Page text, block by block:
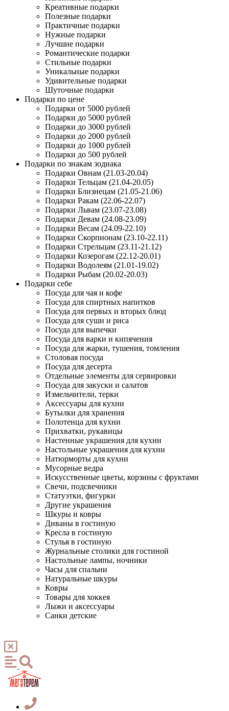
Креативные подарки
Полезные подарки
Практичные подарки
Нужные подарки
Лучшие подарки
Романтические подарки
Стильные подарки
Уникальные подарки
Удивительные подарки
Шуточные подарки
Подарки по цене
Подарки от 5000 рублей
Подарки до 5000 рублей
Подарки до 3000 рублей
Подарки до 2000 рублей
Подарки до 1000 рублей
Подарки до 500 рублей
Подарки по знакам зодиака
Подарки Овнам (21.03-20.04)
Подарки Тельцам (21.04-20.05)
Подарки Близнецам (21.05-21.06)
Подарки Ракам (22.06-22.07)
Подарки Львам (23.07-23.08)
Подарки Девам (24.08-23.09)
Подарки Весам (24.09-22.10)
Подарки Скорпионам (23.10-22.11)
Подарки Стрельцам (23.11-21.12)
Подарки Козерогам (22.12-20.01)
Подарки Водолеям (21.01-19.02)
Подарки Рыбам (20.02-20.03)
Подарки себе
Посуда для чая и кофе
Посуда для спиртных напитков
Посуда для первых и вторых блюд
Посуда для суши и риса
Посуда для выпечки
Посуда для варки и кипячения
Посуда для жарки, тушения, томления
Столовая посуда
Посуда для десерта
Отдельные элементы для сервировки
Посуда для закуски и салатов
Измельчители, терки
Аксессуары для кухни
Бутылки для хранения
Полотенца для кухни
Прихватки, рукавицы
Настенные украшения для кухни
Настольные украшения для кухни
Натюрморты для кухни
Мусорные ведра
Искусственные цветы, корзины с фруктами
Свечи, подсвечники
Статуэтки, фигурки
Другие украшения
Шкуры и ковры
Диваны в гостиную
Кресла в гостиную
Стулья в гостиную
Журнальные столики для гостиной
Настольные лампы, ночники
Часы для спальни
Натуральные шкуры
Ковры
Товары для хоккея
Лыжи и аксессуары
Санки детские